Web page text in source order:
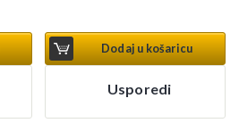
Dodaj u košaricu
Usporedi